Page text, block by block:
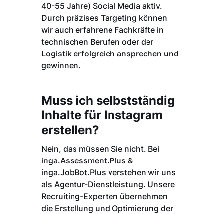
40-55 Jahre) Social Media aktiv.
Durch präzises Targeting können
wir auch erfahrene Fachkräfte in
technischen Berufen oder der
Logistik erfolgreich ansprechen und
gewinnen.
Muss ich selbstständig
Inhalte für Instagram
erstellen?
Nein, das müssen Sie nicht. Bei
inga.Assessment.Plus &
inga.JobBot.Plus verstehen wir uns
als Agentur-Dienstleistung. Unsere
Recruiting-Experten übernehmen
die Erstellung und Optimierung der